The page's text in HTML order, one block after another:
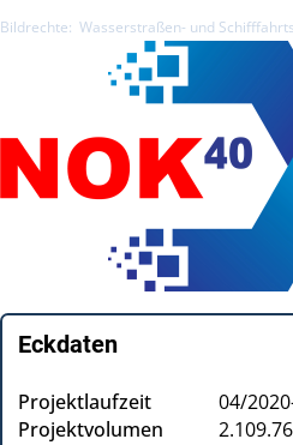
Bildrechte: Wasserstraßen- und
Eckdaten
Projektlaufzeit
04/
Projektvolumen